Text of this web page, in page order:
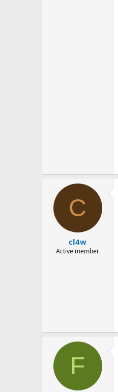
C
cl4w
Active member
F